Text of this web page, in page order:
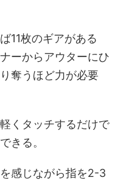
11枚のギアがある
ーからアウターにひ
奪うほど力が必要
くタッチするだけで
きる。
感じながら指を2-3